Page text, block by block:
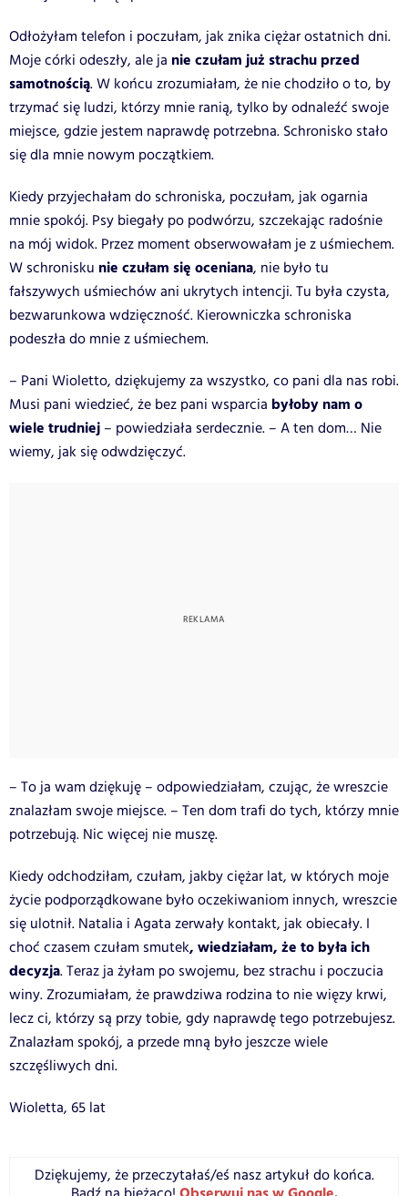
Odłożyłam telefon i poczułam, jak znika ciężar ostatnich dni.
Moje córki odeszły, ale ja nie czułam już strachu przed
samotnością. W końcu zrozumiałam, że nie chodziło o to, by
trzymać się ludzi, którzy mnie ranią, tylko by odnaleźć swoje
miejsce, gdzie jestem naprawdę potrzebna. Schronisko stało
się dla mnie nowym początkiem.
Kiedy przyjechałam do schroniska, poczułam, jak ogarnia
mnie spokój. Psy biegały po podwórzu, szczekając radośnie
na mój widok. Przez moment obserwowałam je z uśmiechem.
W schronisku nie czułam się oceniana, nie było tu
fałszywych uśmiechów ani ukrytych intencji. Tu była czysta,
bezwarunkowa wdzięczność. Kierowniczka schroniska
podeszła do mnie z uśmiechem.
– Pani Wioletto, dziękujemy za wszystko, co pani dla nas robi.
Musi pani wiedzieć, że bez pani wsparcia byłoby nam o
wiele trudniej – powiedziała serdecznie. – A ten dom… Nie
wiemy, jak się odwdzięczyć.
– To ja wam dziękuję – odpowiedziałam, czując, że wreszcie
znalazłam swoje miejsce. – Ten dom trafi do tych, którzy mnie
potrzebują. Nic więcej nie muszę.
Kiedy odchodziłam, czułam, jakby ciężar lat, w których moje
życie podporządkowane było oczekiwaniom innych, wreszcie
się ulotnił. Natalia i Agata zerwały kontakt, jak obiecały. I
choć czasem czułam smutek, wiedziałam, że to była ich
decyzja. Teraz ja żyłam po swojemu, bez strachu i poczucia
winy. Zrozumiałam, że prawdziwa rodzina to nie więzy krwi,
lecz ci, którzy są przy tobie, gdy naprawdę tego potrzebujesz.
Znalazłam spokój, a przede mną było jeszcze wiele
szczęśliwych dni.
Wioletta, 65 lat
Dziękujemy, że przeczytałaś/eś nasz artykuł do końca.